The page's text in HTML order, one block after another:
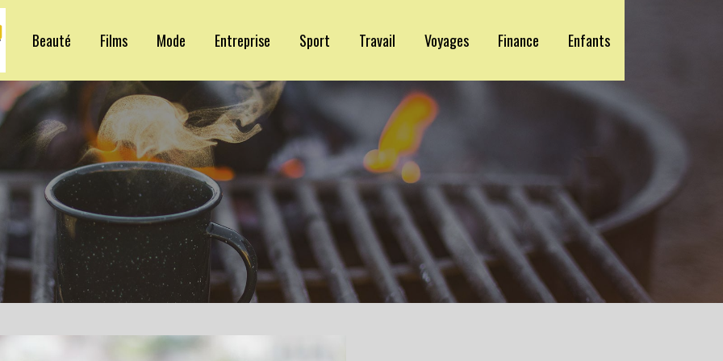
Beauté Films Mode Entreprise Sport Travail Voyages Finance Enfants